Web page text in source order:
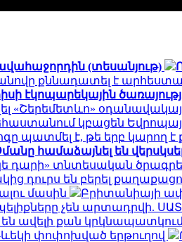
(տեսանյութ)
քննադատել է
էկոպարեկային
«Շերեմետևո»
կբացեն
պատմել է, թե երբ կարող
համաձայնել են
դարի» տնտեսական
դուրս են բերել
մասին
Բրիտանիայի
չեն արտադրվի.
են ավելի քան
փոփոխված երթուղով